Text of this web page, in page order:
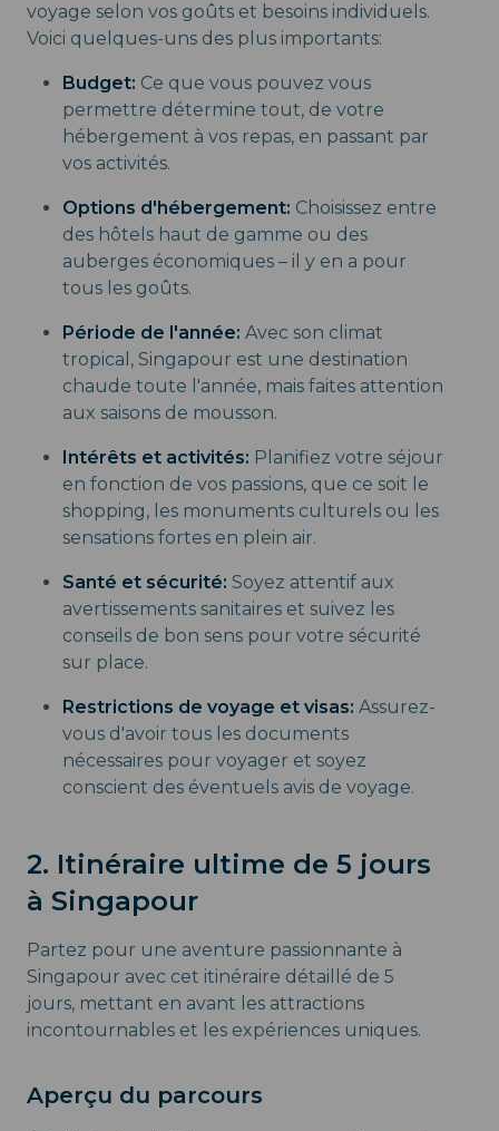
voyage selon vos goûts et besoins individuels.
Voici quelques-uns des plus importants:
Budget: Ce que vous pouvez vous
permettre détermine tout, de votre
hébergement à vos repas, en passant par
vos activités.
Options d'hébergement: Choisissez entre
des hôtels haut de gamme ou des
auberges économiques – il y en a pour
tous les goûts.
Période de l'année: Avec son climat
tropical, Singapour est une destination
chaude toute l'année, mais faites attention
aux saisons de mousson.
Intérêts et activités: Planifiez votre séjour
en fonction de vos passions, que ce soit le
shopping, les monuments culturels ou les
sensations fortes en plein air.
Santé et sécurité: Soyez attentif aux
avertissements sanitaires et suivez les
conseils de bon sens pour votre sécurité
sur place.
Restrictions de voyage et visas: Assurez-
vous d'avoir tous les documents
nécessaires pour voyager et soyez
conscient des éventuels avis de voyage.
2. Itinéraire ultime de 5 jours
à Singapour
Partez pour une aventure passionnante à
Singapour avec cet itinéraire détaillé de 5
jours, mettant en avant les attractions
incontournables et les expériences uniques.
Aperçu du parcours